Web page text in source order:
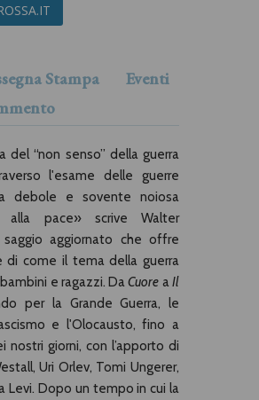
Stampa
Eventi
del “non senso” della guerra
l'esame delle guerre
debole e sovente noiosa
alla pace» scrive Walter
aggiornato che offre
di come il tema della guerra
e ragazzi. DaCuore aIl
per la Grande Guerra, le
e l'Olocausto, fino a
nostri giorni, con l’apporto di
Uri Orlev, Tomi Ungerer,
Levi. Dopo un tempo in cui la